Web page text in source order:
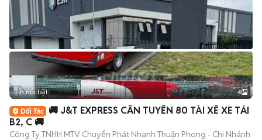
Tin nổi bật 4
🚚 J&T EXPRESS CẦN TUYỂN 80 TÀI XẾ XE TẢI
B2, C 🚚
Công Ty TNHH MTV Chuyển Phát Nhanh Thuận Phong - Chi Nhánh